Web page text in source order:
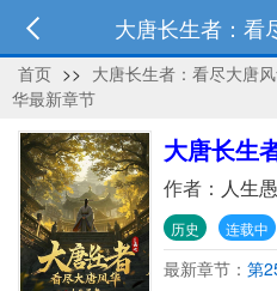
大唐长生者：看
首页 >> 大唐长生者：看尽大唐
华最新章节
大唐长生
作者： 人生
历史 连载中
最新章节： 第